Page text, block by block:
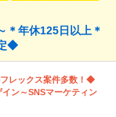
＊年休125日以上＊
◆
レックス案件多数！◆
ン～SNSマーケティン